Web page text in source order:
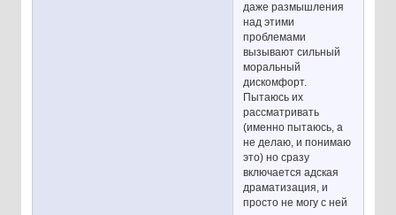
даже размышления
над этими
проблемами
вызывают сильный
моральный
дискомфорт.
Пытаюсь их
рассматривать
(именно пытаюсь, а
не делаю, и понимаю
это) но сразу
включается адская
драматизация, и
просто не могу с ней